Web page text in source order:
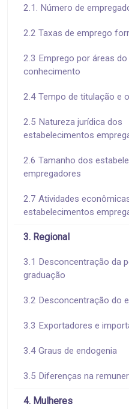
2.1. Número de
2.2 Taxas de emprego
2.3 Emprego por áreas do
conhecimento
2.4 Tempo de titulação e
2.5 Natureza jurídica dos
estabelecimentos
2.6 Tamanho dos
empregadores
2.7 Atividades
estabelecimentos
3. Regional
3.1 Desconcentração da
graduação
3.2 Desconcentração do
3.3 Exportadores e
3.4 Graus de endogenia
3.5 Diferenças na
4. Mulheres